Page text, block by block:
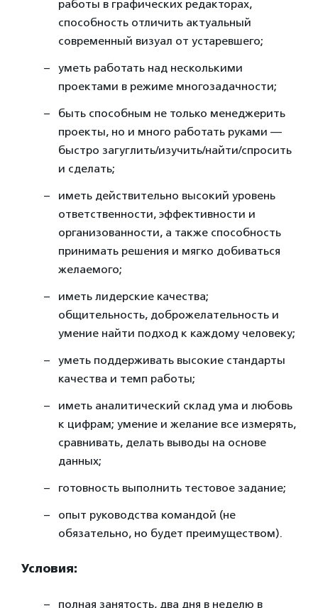
работы в графических редакторах,
способность отличить актуальный
современный визуал от устаревшего;
уметь работать над несколькими
проектами в режиме многозадачности;
быть способным не только менеджерить
проекты, но и много работать руками —
быстро загуглить/изучить/найти/спросить
и сделать;
иметь действительно высокий уровень
ответственности, эффективности и
организованности, а также способность
принимать решения и мягко добиваться
желаемого;
иметь лидерские качества;
общительность, доброжелательность и
умение найти подход к каждому человеку;
уметь поддерживать высокие стандарты
качества и темп работы;
иметь аналитический склад ума и любовь
к цифрам; умение и желание все измерять,
сравнивать, делать выводы на основе
данных;
готовность выполнить тестовое задание;
опыт руководства командой (не
обязательно, но будет преимуществом).
Условия:
полная занятость, два дня в неделю в